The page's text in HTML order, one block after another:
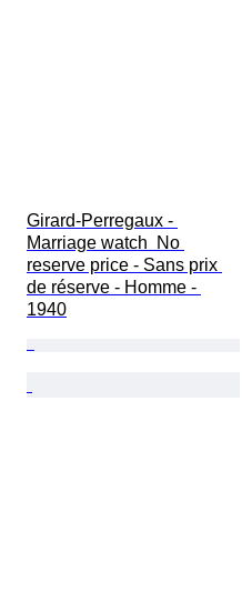
Girard-Perregaux -
Marriage watch  No
reserve price - Sans prix
de réserve - Homme -
1940